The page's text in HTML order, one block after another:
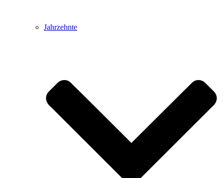
Jahrzehnte